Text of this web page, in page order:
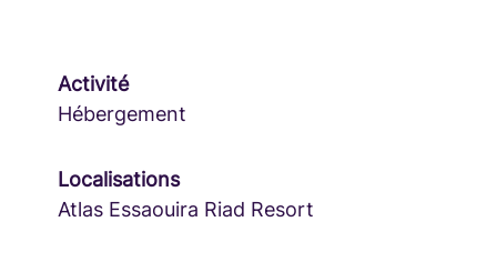
Activité
Hébergement
Localisations
Atlas Essaouira Riad Resort